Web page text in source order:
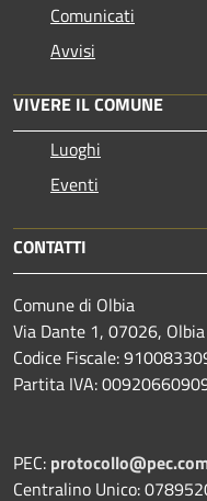
Comunicati
Avvisi
VIVERE IL COMUNE
Luoghi
Eventi
CONTATTI
Comune di Olbia
Via Dante 1, 07026,
Codice Fiscale:
Partita IVA:
PEC:
Centralino Unico: